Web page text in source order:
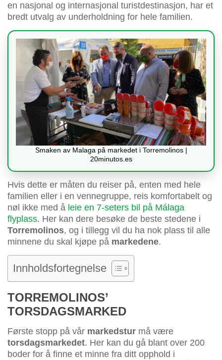
en nasjonal og internasjonal turistdestinasjon, har et
bredt utvalg av underholdning for hele familien.
Smaken av Malaga på markedet i Torremolinos |
20minutos.es
Hvis dette er måten du reiser på, enten med hele
familien eller i en vennegruppe, reis komfortabelt og
nøl ikke med å leie en 7-seters bil på Málaga
flyplass. Her kan dere besøke de beste stedene i
Torremolinos, og i tillegg vil du ha nok plass til alle
minnene du skal kjøpe på markedene.
Innholdsfortegnelse
TORREMOLINOS’
TORSDAGSMARKED
Første stopp på vår markedstur må være
torsdagsmarkedet. Her kan du gå blant over 200
boder for å finne et minne fra ditt opphold i